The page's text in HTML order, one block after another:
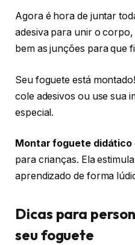
Agora é hora de juntar
adesiva para unir o
bem as junções para que
Seu foguete está
cole adesivos ou use sua
especial.
Montar foguete didático
para crianças. Ela
aprendizado de forma
Dicas para
seu foguete